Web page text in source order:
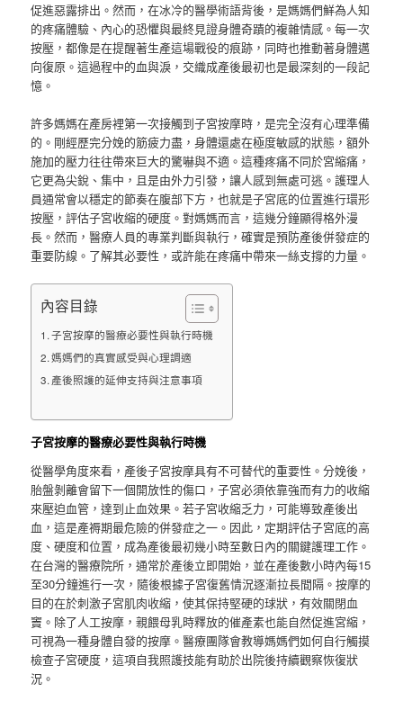
促進惡露排出。然而，在冰冷的醫學術語背後，是媽媽們鮮為人知
的疼痛體驗、內心的恐懼與最終見證身體奇蹟的複雜情感。每一次
按壓，都像是在提醒著生產這場戰役的痕跡，同時也推動著身體邁
向復原。這過程中的血與淚，交織成產後最初也是最深刻的一段記
憶。
許多媽媽在產房裡第一次接觸到子宮按摩時，是完全沒有心理準備
的。剛經歷完分娩的筋疲力盡，身體還處在極度敏感的狀態，額外
施加的壓力往往帶來巨大的驚嚇與不適。這種疼痛不同於宮縮痛，
它更為尖銳、集中，且是由外力引發，讓人感到無處可逃。護理人
員通常會以穩定的節奏在腹部下方，也就是子宮底的位置進行環形
按壓，評估子宮收縮的硬度。對媽媽而言，這幾分鐘顯得格外漫
長。然而，醫療人員的專業判斷與執行，確實是預防產後併發症的
重要防線。了解其必要性，或許能在疼痛中帶來一絲支撐的力量。
內容目錄
子宮按摩的醫療必要性與執行時機
媽媽們的真實感受與心理調適
產後照護的延伸支持與注意事項
子宮按摩的醫療必要性與執行時機
從醫學角度來看，產後子宮按摩具有不可替代的重要性。分娩後，
胎盤剝離會留下一個開放性的傷口，子宮必須依靠強而有力的收縮
來壓迫血管，達到止血效果。若子宮收縮乏力，可能導致產後出
血，這是產褥期最危險的併發症之一。因此，定期評估子宮底的高
度、硬度和位置，成為產後最初幾小時至數日內的關鍵護理工作。
在台灣的醫療院所，通常於產後立即開始，並在產後數小時內每15
至30分鐘進行一次，隨後根據子宮復舊情況逐漸拉長間隔。按摩的
目的在於刺激子宮肌肉收縮，使其保持堅硬的球狀，有效關閉血
竇。除了人工按摩，親餵母乳時釋放的催產素也能自然促進宮縮，
可視為一種身體自發的按摩。醫療團隊會教導媽媽們如何自行觸摸
檢查子宮硬度，這項自我照護技能有助於出院後持續觀察恢復狀
況。